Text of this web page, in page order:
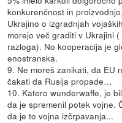
konkurenčnost in
Ukrajino o izgradnjah
morejo več graditi v Ukrajini
razloga). No kooperacija je
enostranska.
9. Ne moreš zanikati, da EU
čakati da Rusija propade…
10. Katero wunderwaffe, je
da je spremenil potek vojne.
da je to vojna izčrpavanja...